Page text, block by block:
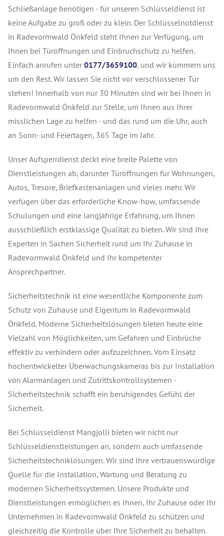
Schließanlage benötigen - für unseren Schlüsseldienst ist
keine Aufgabe zu groß oder zu klein. Der Schlüsselnotdienst
in Radevormwald Önkfeld steht Ihnen zur Verfügung, um
Ihnen bei Türöffnungen und Einbruchschutz zu helfen.
Einfach anrufen unter 0177/3659100, und wir kümmern uns
um den Rest. Wir lassen Sie nicht vor verschlossener Tür
stehen! Innerhalb von nur 30 Minuten sind wir bei Ihnen in
Radevormwald Önkfeld zur Stelle, um Ihnen aus Ihrer
misslichen Lage zu helfen - und das rund um die Uhr, auch
an Sonn- und Feiertagen, 365 Tage im Jahr.
Unser Aufsperrdienst deckt eine breite Palette von
Dienstleistungen ab, darunter Türöffnungen für Wohnungen,
Autos, Tresore, Briefkastenanlagen und vieles mehr. Wir
verfügen über das erforderliche Know-how, umfassende
Schulungen und eine langjährige Erfahrung, um Ihnen
ausschließlich erstklassige Qualität zu bieten. Wir sind Ihre
Experten in Sachen Sicherheit rund um Ihr Zuhause in
Radevormwald Önkfeld und Ihr kompetenter
Ansprechpartner.
Sicherheitstechnik ist eine wesentliche Komponente zum
Schutz von Zuhause und Eigentum in Radevormwald
Önkfeld. Moderne Sicherheitslösungen bieten heute eine
Vielzahl von Möglichkeiten, um Gefahren und Einbrüche
effektiv zu verhindern oder aufzuzeichnen. Vom Einsatz
hochentwickelter Überwachungskameras bis zur Installation
von Alarmanlagen und Zutrittskontrollsystemen -
Sicherheitstechnik schafft ein beruhigendes Gefühl der
Sicherheit.
Bei Schlüsseldienst Mangjolli bieten wir nicht nur
Schlüsseldienstleistungen an, sondern auch umfassende
Sicherheitstechniklösungen. Wir sind Ihre vertrauenswürdige
Quelle für die Installation, Wartung und Beratung zu
modernen Sicherheitssystemen. Unsere Produkte und
Dienstleistungen ermöglichen es Ihnen, Ihr Zuhause oder Ihr
Unternehmen in Radevormwald Önkfeld zu schützen und
gleichzeitig die Kontrolle über Ihre Sicherheit zu behalten.